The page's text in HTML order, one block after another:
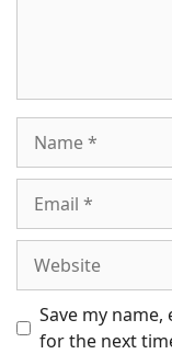
Save my
for the next